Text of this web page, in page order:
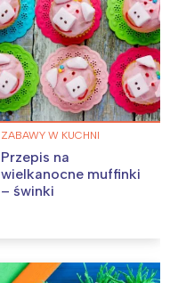
ZABAWY W KUCHNI
Przepis na
wielkanocne muffinki
– świnki